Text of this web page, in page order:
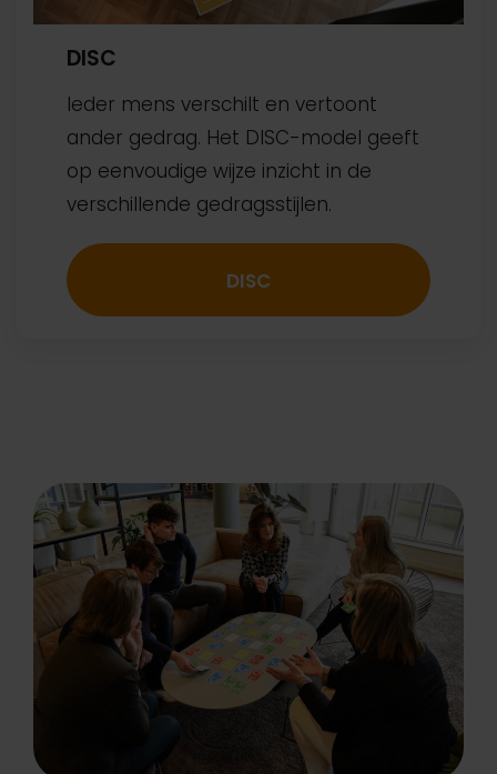
DISC
Ieder mens verschilt en vertoont
ander gedrag. Het DISC-model geeft
op eenvoudige wijze inzicht in de
verschillende gedragsstijlen.
DISC